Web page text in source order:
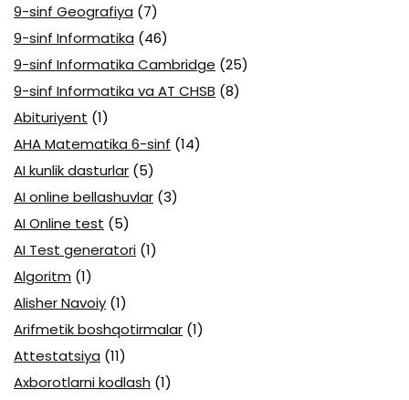
9-sinf Geografiya (7)
9-sinf Informatika (46)
9-sinf Informatika Cambridge (25)
9-sinf Informatika va AT CHSB (8)
Abituriyent (1)
AHA Matematika 6-sinf (14)
AI kunlik dasturlar (5)
AI online bellashuvlar (3)
AI Online test (5)
AI Test generatori (1)
Algoritm (1)
Alisher Navoiy (1)
Arifmetik boshqotirmalar (1)
Attestatsiya (11)
Axborotlarni kodlash (1)